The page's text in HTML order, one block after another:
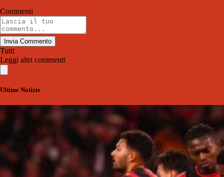
Commenti
Invia Commento
Tutti
Leggi altri commenti
Ultime Notizie